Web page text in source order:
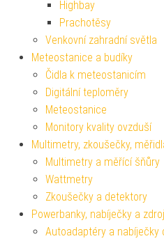
Highbay
Prachotěsy
Venkovní zahradní světla
Meteostanice a budíky
Čidla k meteostanicím
Digitální teploměry
Meteostanice
Monitory kvality ovzduší
Multimetry, zkoušečky,
Multimetry a měřící šňůry
Wattmetry
Zkoušečky a detektory
Powerbanky, nabíječky a
Autoadaptéry a nabíječky